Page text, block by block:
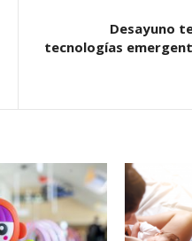
Desayuno
tecnologías